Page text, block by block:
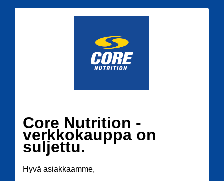
Core Nutrition -
verkkokauppa on
suljettu.
Hyvä asiakkaamme,